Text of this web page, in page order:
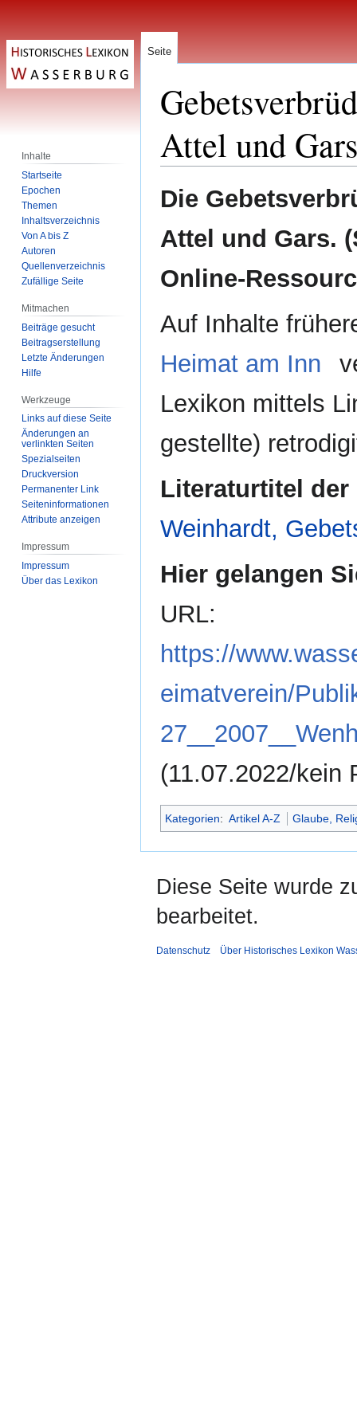
Attel und
Zur
Navigation
Zur
Suche
Die
Attel und Gars.
Online-
Auf Inhalte
Heimat am Inn
Lexikon mittels
gestellte)
Literaturtitel
Weinhardt,
Hier gelangen
URL:
https://
eimatverein/
(11.07.2022/kein
Kategorien: Artikel A-Z Glaube,
Seite
Inhalte
Startseite
Epochen
Themen
Inhaltsverzeichnis
Von A bis Z
Autoren
Quellenverzeichnis
Zufällige Seite
Mitmachen
Beiträge gesucht
Beitragserstellung
Letzte Änderungen
Hilfe
Werkzeuge
Links auf diese Seite
Änderungen an
verlinkten Seiten
Spezialseiten
Druckversion
Permanenter Link
Seiten­­informationen
Attribute anzeigen
Impressum
Impressum
Über das Lexikon
Diese Seite wurde
bearbeitet.
Datenschutz Über Historisches Lexikon